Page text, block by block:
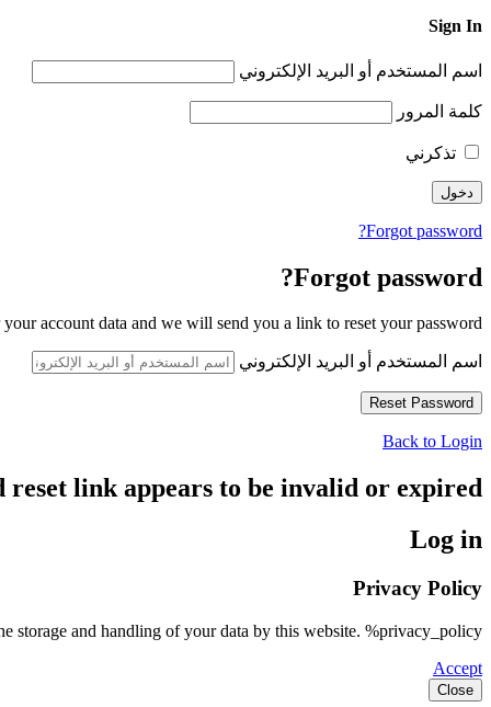
Sign In
اسم المستخدم أو البريد الإلكتروني
كلمة المرور
تذكرني
Forgot password?
Forgot password?
your account data and we will send you a link to reset your password.
اسم المستخدم أو البريد الإلكتروني
Back to Login
reset link appears to be invalid or expired.
Log in
Privacy Policy
storage and handling of your data by this website. %privacy_policy%
Accept
Close